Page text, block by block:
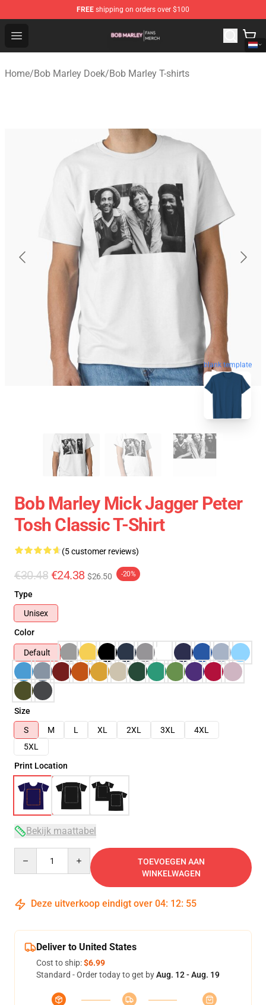
FREE shipping on orders over $100
Open menu
Bob Marley Shop - Official Bob Marley Merchandise
Home/Bob Marley Doek/Bob Marley T-shirts
blank template
Bob Marley Mick Jagger Peter
Tosh Classic T-Shirt
(5 customer reviews)
€30.48 €24.38 $26.50 -20%
Type
Unisex
Color
Default
Size
S
M L XL 2XL 3XL
4XL
5XL
Print Location
Bekijk maattabel
TOEVOEGEN AAN
WINKELWAGEN
Deze uitverkoop eindigt over 04: 12: 54
Deliver to United States
Cost to ship:$6.99
Standard - Order today to get byAug. 12 - Aug. 19